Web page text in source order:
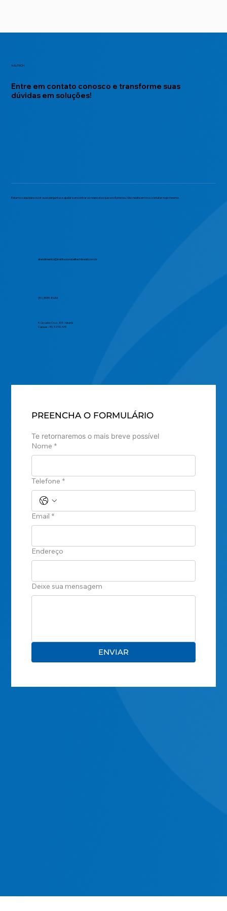
A ELITECH
Entre em contato conosco e transforme suas
dúvidas em soluções!
Estamos aqui para ouvir suas perguntas e ajudar a encontrar as respostas que você precisa. Não hesite em nos contatar hoje mesmo.
atendimento@institucional.elitechbrasil.com.br
(51) 3939-8634
R. Osvaldo Cruz, 104 - Niterói
Canoas - RS, 92110-470
PREENCHA O FORMULÁRIO
Te retornaremos o mais breve possível
Nome *
Telefone *
Email *
Endereço
Deixe sua mensagem
ENVIAR